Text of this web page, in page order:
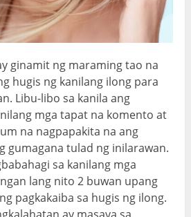
ginamit ng maraming tao na
hugis ng kanilang ilong para
Libu-libo sa kanila ang
mga tapat na komento at
na nagpapakita na ang
gumagana tulad ng inilarawan.
sa kanilang mga
lang nito 2 buwan upang
pagkakaiba sa hugis ng ilong.